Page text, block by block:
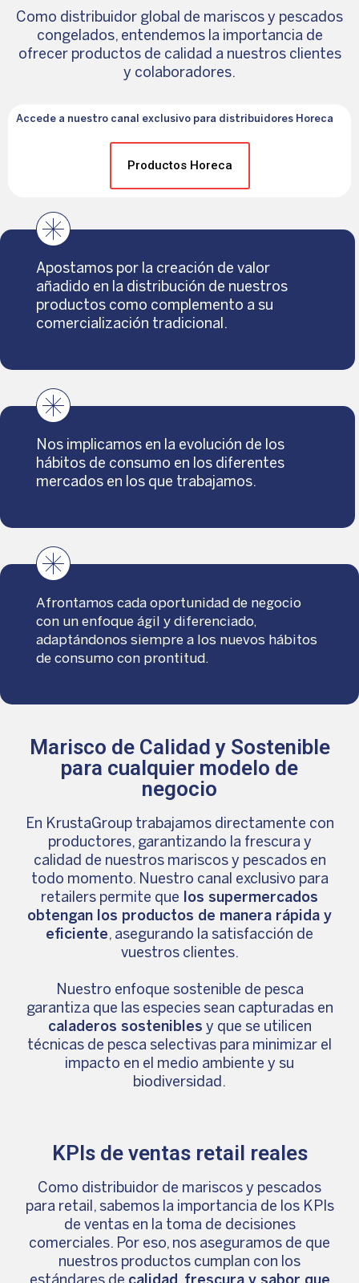
Como distribuidor global de mariscos y pescados
congelados, entendemos la importancia de
ofrecer productos de calidad a nuestros clientes
y colaboradores.
Accede a nuestro canal exclusivo para distribuidores Horeca
Productos Horeca
Apostamos por la creación de valor
añadido en la distribución de nuestros
productos como complemento a su
comercialización tradicional.
Nos implicamos en la evolución de los
hábitos de consumo en los diferentes
mercados en los que trabajamos.
Afrontamos cada oportunidad de negocio
con un enfoque ágil y diferenciado,
adaptándonos siempre a los nuevos hábitos
de consumo con prontitud.
Marisco de Calidad y Sostenible
para cualquier modelo de
negocio
En KrustaGroup trabajamos directamente con
productores, garantizando la frescura y
calidad de nuestros mariscos y pescados en
todo momento. Nuestro canal exclusivo para
retailers permite que los supermercados
obtengan los productos de manera rápida y
eficiente, asegurando la satisfacción de
vuestros clientes.
Nuestro enfoque sostenible de pesca
garantiza que las especies sean capturadas en
caladeros sostenibles y que se utilicen
técnicas de pesca selectivas para minimizar el
impacto en el medio ambiente y su
biodiversidad.
KPIs de ventas retail reales
Como distribuidor de mariscos y pescados
para retail, sabemos la importancia de los KPIs
de ventas en la toma de decisiones
comerciales. Por eso, nos aseguramos de que
nuestros productos cumplan con los